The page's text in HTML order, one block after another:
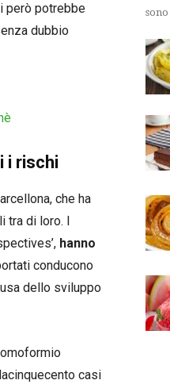
però potrebbe
dubbio
i rischi
che ha
di loro. I
hanno
conducono
dello sviluppo
casi